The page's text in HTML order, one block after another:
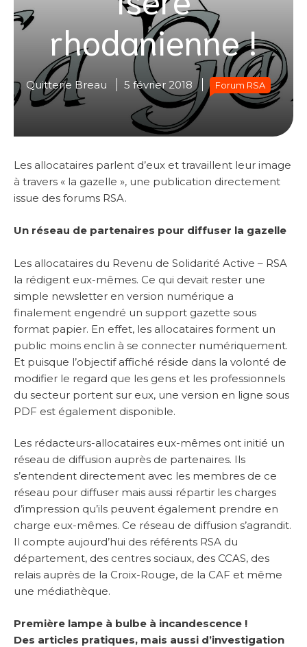
rhodanienne !
Quitterie Breau 5 février 2018 Forum RSA
Les allocataires parlent d’eux et travaillent leur image
à travers « la gazelle », une publication directement
issue des forums RSA.
Un réseau de partenaires pour diffuser la gazelle
Les allocataires du Revenu de Solidarité Active – RSA
la rédigent eux-mêmes. Ce qui devait rester une
simple newsletter en version numérique a
finalement engendré un support gazette sous
format papier. En effet, les allocataires forment un
public moins enclin à se connecter numériquement.
Et puisque l’objectif affiché réside dans la volonté de
modifier le regard que les gens et les professionnels
du secteur portent sur eux, une version en ligne sous
PDF est également disponible.
Les rédacteurs-allocataires eux-mêmes ont initié un
réseau de diffusion auprès de partenaires. Ils
s’entendent directement avec les membres de ce
réseau pour diffuser mais aussi répartir les charges
d’impression qu’ils peuvent également prendre en
charge eux-mêmes. Ce réseau de diffusion s’agrandit.
Il compte aujourd’hui des référents RSA du
département, des centres sociaux, des CCAS, des
relais auprès de la Croix-Rouge, de la CAF et même
une médiathèque.
Première lampe à bulbe à incandescence !
Des articles pratiques, mais aussi d’investigation